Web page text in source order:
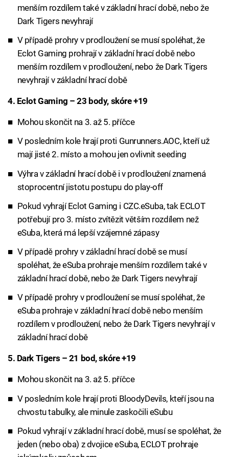
menším rozdílem také v základní hrací době, nebo že
Dark Tigers nevyhrají
V případě prohry v prodloužení se musí spoléhat, že
Eclot Gaming prohrají v základní hrací době nebo
menším rozdílem v prodloužení, nebo že Dark Tigers
nevyhrají v základní hrací době
4. Eclot Gaming – 23 body, skóre +19
Mohou skončit na 3. až 5. příčce
V posledním kole hrají proti Gunrunners.AOC, kteří už
mají jisté 2. místo a mohou jen ovlivnit seeding
Výhra v základní hrací době i v prodloužení znamená
stoprocentní jistotu postupu do play-off
Pokud vyhrají Eclot Gaming i CZC.eSuba, tak ECLOT
potřebují pro 3. místo zvítězit větším rozdílem než
eSuba, která má lepší vzájemné zápasy
V případě prohry v základní hrací době se musí
spoléhat, že eSuba prohraje menším rozdílem také v
základní hrací době, nebo že Dark Tigers nevyhrají
V případě prohry v prodloužení se musí spoléhat, že
eSuba prohraje v základní hrací době nebo menším
rozdílem v prodloužení, nebo že Dark Tigers nevyhrají v
základní hrací době
5. Dark Tigers – 21 bod, skóre +19
Mohou skončit na 3. až 5. příčce
V posledním kole hrají proti BloodyDevils, kteří jsou na
chvostu tabulky, ale minule zaskočili eSubu
Pokud vyhrají v základní hrací době, musí se spoléhat, že
jeden (nebo oba) z dvojice eSuba, ECLOT prohraje